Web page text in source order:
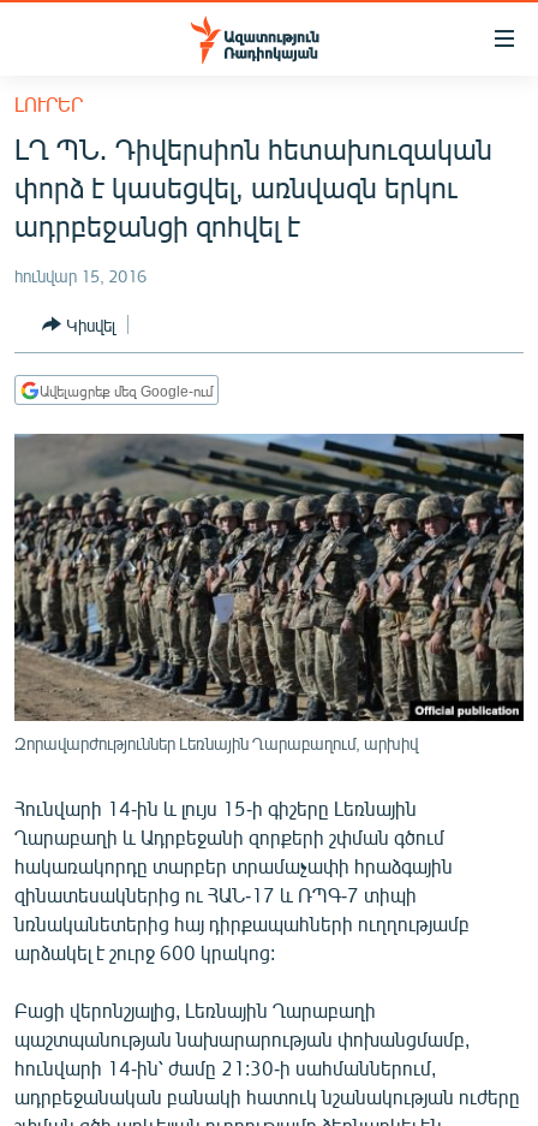
Մատչելիության
հիմնական
բովանդակությանը
Անցնել
հիմնական
մենյուին
ՔԱՂԱՔԱԿԱՆ
ՀԱՍԱՐԱԿՈՒԹՅՈՒՆ
ՏՆՏԵՍՈՒԹՅՈՒՆ
ՂԱՐԱԲԱՂ
ՊԱՏԵՐԱԶՄԻ 6 ՇԱԲԱԹՆԵՐԸ
ՏԱՐԱԾԱՇՐՋԱՆ
ՄԻՋԱԶԳԱՅԻՆ
ՄՇԱԿՈՒՅԹ
ՍՊՈՐՏ
ՄԵԿՆԱԲԱՆՈՒԹՅՈՒՆ
ԱՐԽԻՎ
ՏԵՍԱՆՅՈՒԹԵՐ
ԲԱՆԱՎԵՃ
ՁԳՏԵԼՈՎ ԼԱՎԱԳՈՒՅՆԻՆ
Հայերեն
English
ԼՈՒՐԵՐ
ԼՂ ՊՆ․ Դիվերսիոն հետախուզական
փորձ է կասեցվել, առնվազն երկու
ադրբեջանցի զոհվել է
հունվար 15, 2016
Կիսվել
Ավելացրեք մեզ Google-ում
Զորավարժություններ Լեռնային Ղարաբաղում, արխիվ
Հունվարի 14-ին և լույս 15-ի գիշերը Լեռնային
Ղարաբաղի և Ադրբեջանի զորքերի շփման գծում
հակառակորդը տարբեր տրամաչափի հրաձգային
զինատեսակներից ու ՀԱՆ-17 և ՌՊԳ-7 տիպի
նռնականետերից հայ դիրքապահների ուղղությամբ
արձակել է շուրջ 600 կրակոց:
Բացի վերոնշյալից, Լեռնային Ղարաբաղի
պաշտպանության նախարարության փոխանցմամբ,
հունվարի 14-ին՝ ժամը 21:30-ի սահմաններում,
ադրբեջանական բանակի հատուկ նշանակության ուժերը